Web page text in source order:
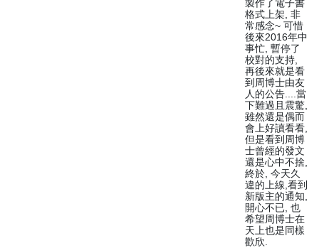
製作了電子書
格式上架, 非
常感念~ 可惜
後來2016年中
事忙, 暫停了
校對的支持,
再後來就是看
到周博士由友
人的公告....當
下難過且震驚,
雖然還是偶而
會上好讀看看,
但是看到周博
士曾經的發文
還是心中不捨,
終於, 今天久
違的上線,看到
新版主的通知,
開心不已, 也
希望周博士在
天上也是同樣
歡欣.